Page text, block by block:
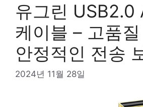
유그린 USB2.0
케이블 – 고품
안정적인 전송
2024년 11월 28일